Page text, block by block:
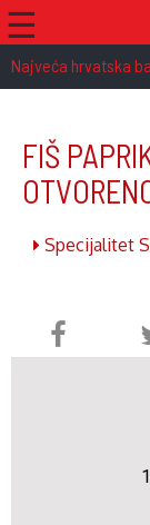
☰
Najveća hrvatska
FIŠ
Specijalitet